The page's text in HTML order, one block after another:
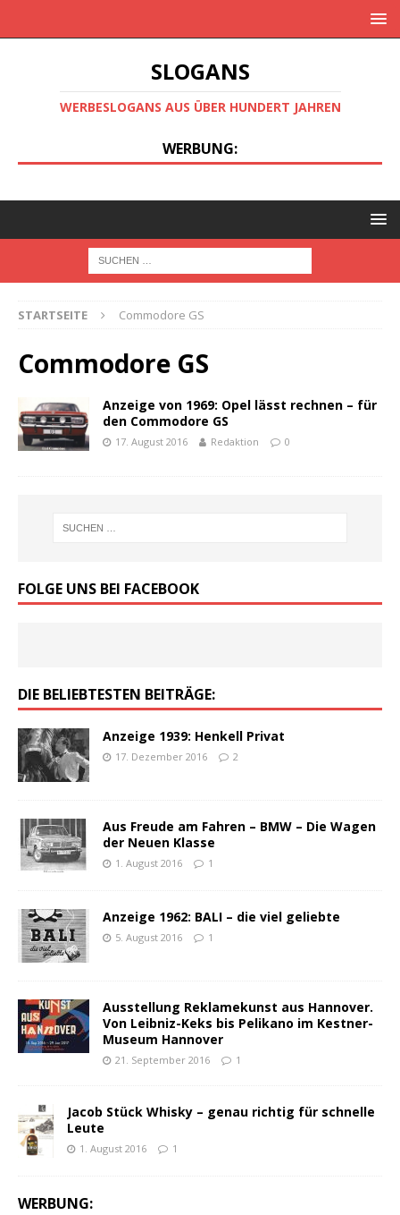
SLOGANS
WERBESLOGANS AUS ÜBER HUNDERT JAHREN
WERBUNG:
STARTSEITE Commodore GS
Commodore GS
Anzeige von 1969: Opel lässt rechnen – für
den Commodore GS
17. August 2016 Redaktion 0
FOLGE UNS BEI FACEBOOK
DIE BELIEBTESTEN BEITRÄGE:
Anzeige 1939: Henkell Privat
17. Dezember 2016 2
Aus Freude am Fahren – BMW – Die Wagen
der Neuen Klasse
1. August 2016 1
Anzeige 1962: BALI – die viel geliebte
5. August 2016 1
Ausstellung Reklamekunst aus Hannover.
Von Leibniz-Keks bis Pelikano im Kestner-
Museum Hannover
21. September 2016 1
Jacob Stück Whisky – genau richtig für schnelle
Leute
1. August 2016 1
WERBUNG: